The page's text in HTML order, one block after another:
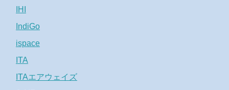
IHI
IndiGo
ispace
ITA
ITAエアウェイズ